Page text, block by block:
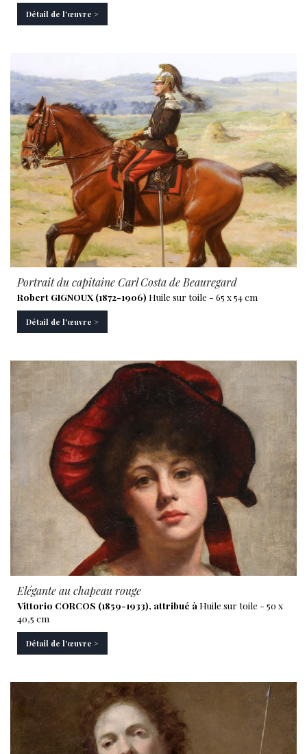
Détail de l'œuvre >
Portrait du capitaine Carl Costa de Beauregard
Robert GIGNOUX (1872-1906) Huile sur toile - 65 x 54 cm
Détail de l'œuvre >
Elégante au chapeau rouge
Vittorio CORCOS (1859-1933), attribué à Huile sur toile - 50 x
40,5 cm
Détail de l'œuvre >